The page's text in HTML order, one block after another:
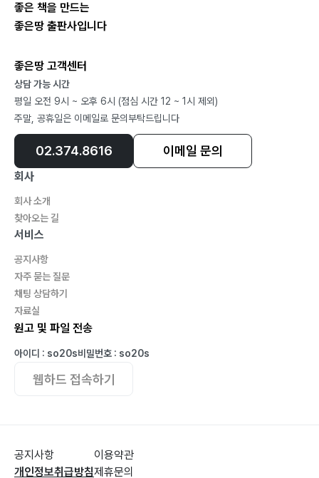
좋은 책을 만드는
좋은땅 출판사입니다
좋은땅 고객센터
상담 가능 시간
평일 오전 9시 ~ 오후 6시 (점심 시간 12 ~ 1시 제외)
주말, 공휴일은 이메일로 문의부탁드립니다
02.374.8616 이메일 문의
회사
회사 소개
찾아오는 길
서비스
공지사항
자주 묻는 질문
채팅 상담하기
자료실
원고 및 파일 전송
아이디 : so20s비밀번호 : so20s
웹하드 접속하기
공지사항
개인정보취급방침
이용약관
제휴문의